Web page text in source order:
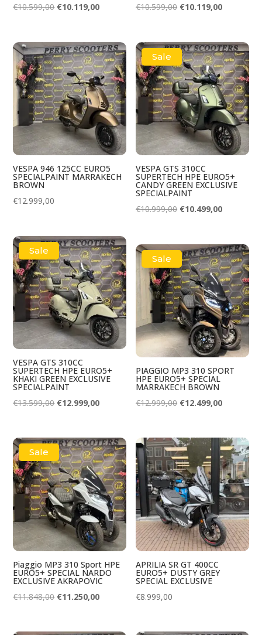
€10.599,00 Oorspronkelijke
€10.599,00.
€10.119,00Huidige
€10.119,00.
€10.599,00 Oorspronkelijke
€10.599,00.
€10.119,00Huidige
VESPA 946 125CC EURO5
SPECIALPAINT MARRAKECH
BROWN
€12.999,00
Sale
VESPA GTS 310CC
SUPERTECH HPE EURO5+
CANDY GREEN EXCLUSIVE
SPECIALPAINT
€10.999,00 Oorspronkelijke
€10.999,00.
€10.499,00Huidige
Sale
VESPA GTS 310CC
SUPERTECH HPE EURO5+
KHAKI GREEN EXCLUSIVE
SPECIALPAINT
€13.599,00 Oorspronkelijke
€13.599,00.
€12.999,00Huidige
€12.999,00.
Sale
PIAGGIO MP3 310 SPORT
HPE EURO5+ SPECIAL
MARRAKECH BROWN
€12.999,00 Oorspronkelijke
€12.999,00.
€12.499,00Huidige
Sale
Piaggio MP3 310 Sport HPE
EURO5+ SPECIAL NARDO
EXCLUSIVE AKRAPOVIC
€11.848,00 Oorspronkelijke
€11.250,00Huidige
APRILIA SR GT 400CC
EURO5+ DUSTY GREY
SPECIAL EXCLUSIVE
€8.999,00